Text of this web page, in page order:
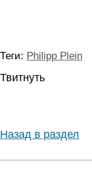
Теги: Philipp Plein
Твитнуть
Назад в раздел